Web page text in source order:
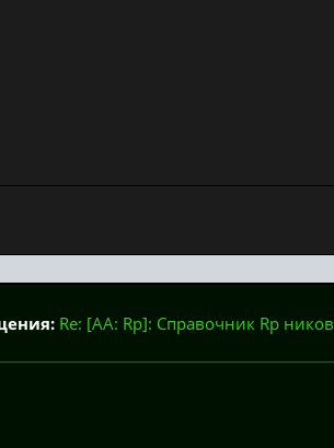
Re: [AA: Rp]: Справочник Rp ников